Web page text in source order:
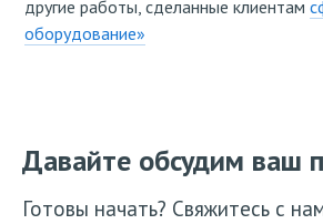
другие работы, сделанные клиентам
оборудование»
Давайте обсудим ваш
Готовы начать? Свяжитесь с